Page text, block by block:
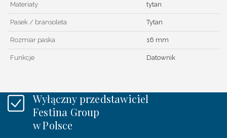
Materiały tytan
Pasek / bransoleta Tytan
Rozmiar paska 16 mm
Funkcje Datownik
Wyłączny przedstawiciel
Festina Group
w Polsce